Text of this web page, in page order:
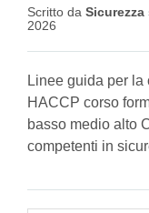
Scritto da
2026
Linee guida per la
HACCP corso
basso medio alto
competenti in